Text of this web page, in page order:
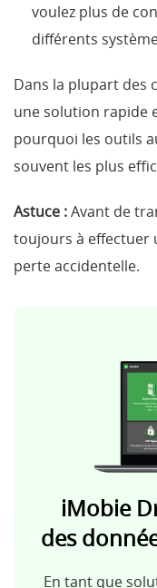
voulez plus de
différents
Dans la plupart des
une solution rapide
pourquoi les outils
souvent les plus
Astuce :Avant de
toujours à effectuer
perte accidentelle.
iMobie
des
En tant que